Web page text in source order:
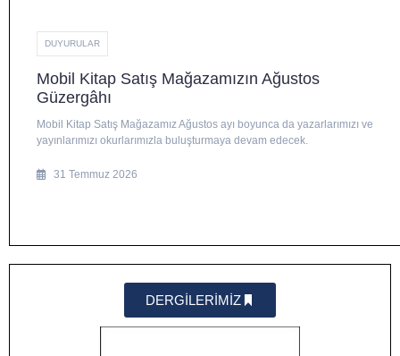
DUYURULAR
Mobil Kitap Satış Mağazamızın Ağustos
Güzergâhı
Mobil Kitap Satış Mağazamız Ağustos ayı boyunca da yazarlarımızı ve
yayınlarımızı okurlarımızla buluşturmaya devam edecek.
31 Temmuz 2026
DERGİLERİMİZ